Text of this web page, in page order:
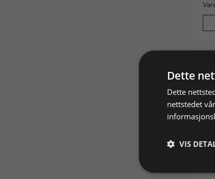
Dette
Dette
nettstedet
VIS